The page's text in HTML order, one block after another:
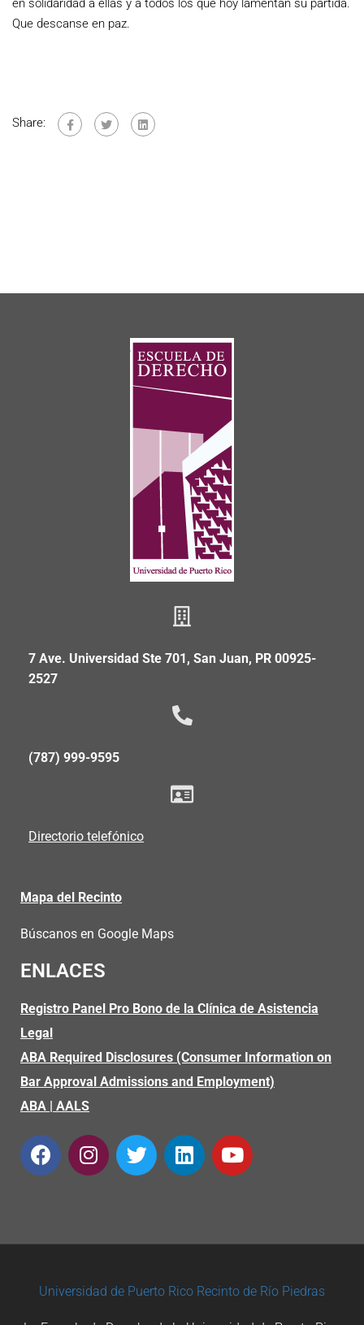
Que descanse en paz.
Share:
7 Ave. Universidad Ste 701, San Juan, PR 00925-
2527
(787) 999-9595
Directorio telefónico
Mapa del Recinto
Búscanos en Google Maps
ENLACES
Registro Panel Pro Bono de la Clínica de Asistencia
Legal
ABA Required Disclosures (Consumer Information on
Bar Approval Admissions and Employment)
ABA | AALS
Universidad de Puerto Rico Recinto de Río Piedras